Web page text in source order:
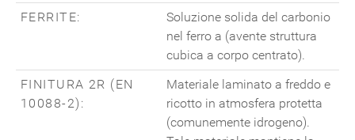
FERRITE:
Soluzione solida del carbonio
nel ferro a (avente struttura
cubica a corpo centrato).
FINITURA 2R (EN
10088-2):
Materiale laminato a freddo e
ricotto in atmosfera protetta
(comunemente idrogeno).